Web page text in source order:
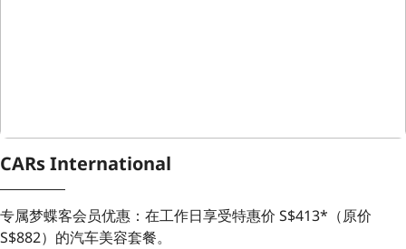
CARs International
专属梦蝶客会员优惠：在工作日享受特惠价 S$413*（原价
S$882）的汽车美容套餐。